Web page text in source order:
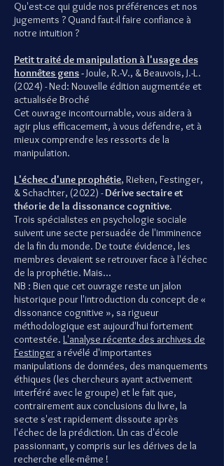
Qu'est-ce qui guide nos préférences et nos
jugements ? Quand faut-il faire confiance à
notre intuition ?
Petit traité de manipulation à l'usage des
honnêtes gens-Joule, R.-V., & Beauvois, J.-L.
(2024) - Ned: Nouvelle édition augmentée et
actualisée Broché
Cet ouvrage incontournable, vous aidera à
agir plus efficacement, à vous défendre, et à
mieux comprendre les ressorts de la
manipulation.
L'échec d'une prophétie, Rieken, Festinger,
& Schachter, (2022) -Dérive sectaire et
théorie de la dissonance cognitive.
Trois spécialistes en psychologie sociale
suivent une secte persuadée de l'imminence
de la fin du monde. De toute évidence, les
membres devaient se retrouver face à l'échec
de la prophétie. Mais...
NB : Bien que cet ouvrage reste un jalon
historique pour l'introduction du concept de «
dissonance cognitive », sa rigueur
méthodologique est aujourd'hui fortement
contestée. L'analyse récente des archives de
Festinger a révélé d'importantes
manipulations de données, des manquements
éthiques (les chercheurs ayant activement
interféré avec le groupe) et le fait que,
contrairement aux conclusions du livre, la
secte s'est rapidement dissoute après
l'échec de la prédiction. Un cas d'école
passionnant, y compris sur les dérives de la
recherche elle-même !